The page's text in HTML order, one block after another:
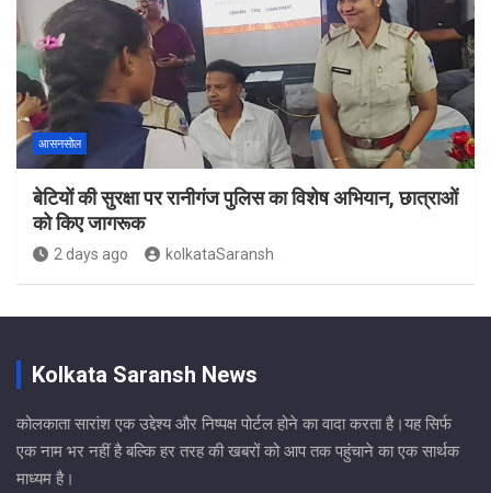
आसनसोल
बेटियों की सुरक्षा पर रानीगंज पुलिस का विशेष अभियान, छात्राओं
को किए जागरूक
2 days ago kolkataSaransh
Kolkata Saransh News
कोलकाता सारांश एक उद्देश्य और निष्पक्ष पोर्टल होने का वादा करता है।यह सिर्फ
एक नाम भर नहीं है बल्कि हर तरह की खबरों को आप तक पहुंचाने का एक सार्थक
माध्यम है।